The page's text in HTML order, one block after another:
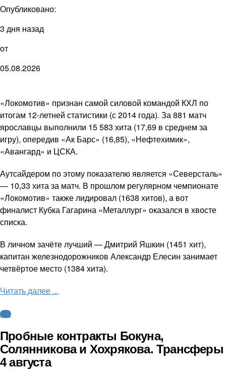
Опубликовано:
3 дня назад
от
05.08.2026
«Локомотив» признан самой силовой командой КХЛ по
итогам 12-летней статистики (с 2014 года). За 881 матч
ярославцы выполнили 15 583 хита (17,69 в среднем за
игру), опередив «Ак Барс» (16,85), «Нефтехимик»,
«Авангард» и ЦСКА.
Аутсайдером по этому показателю является «Северсталь»
— 10,33 хита за матч. В прошлом регулярном чемпионате
«Локомотив» также лидировал (1638 хитов), а вот
финалист Кубка Гагарина «Металлург» оказался в хвосте
списка.
В личном зачёте лучший — Дмитрий Яшкин (1451 хит),
капитан железнодорожников Александр Елесин занимает
четвёртое место (1384 хита).
Читать далее ...
КХЛ
Пробные контракты Бокуна,
Солянникова и Хохрякова. Трансферы
4 августа